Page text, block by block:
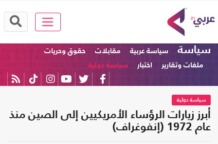
سياسة سياسة عربية مقابلات
حقوق وحريات
ملفات وتقارير
اختبار سياسة دولية
سياسة دولية
أبرز زيارات الرؤساء الأمريكيين إلى الصين منذ
عام 1972 (إنفوغراف)